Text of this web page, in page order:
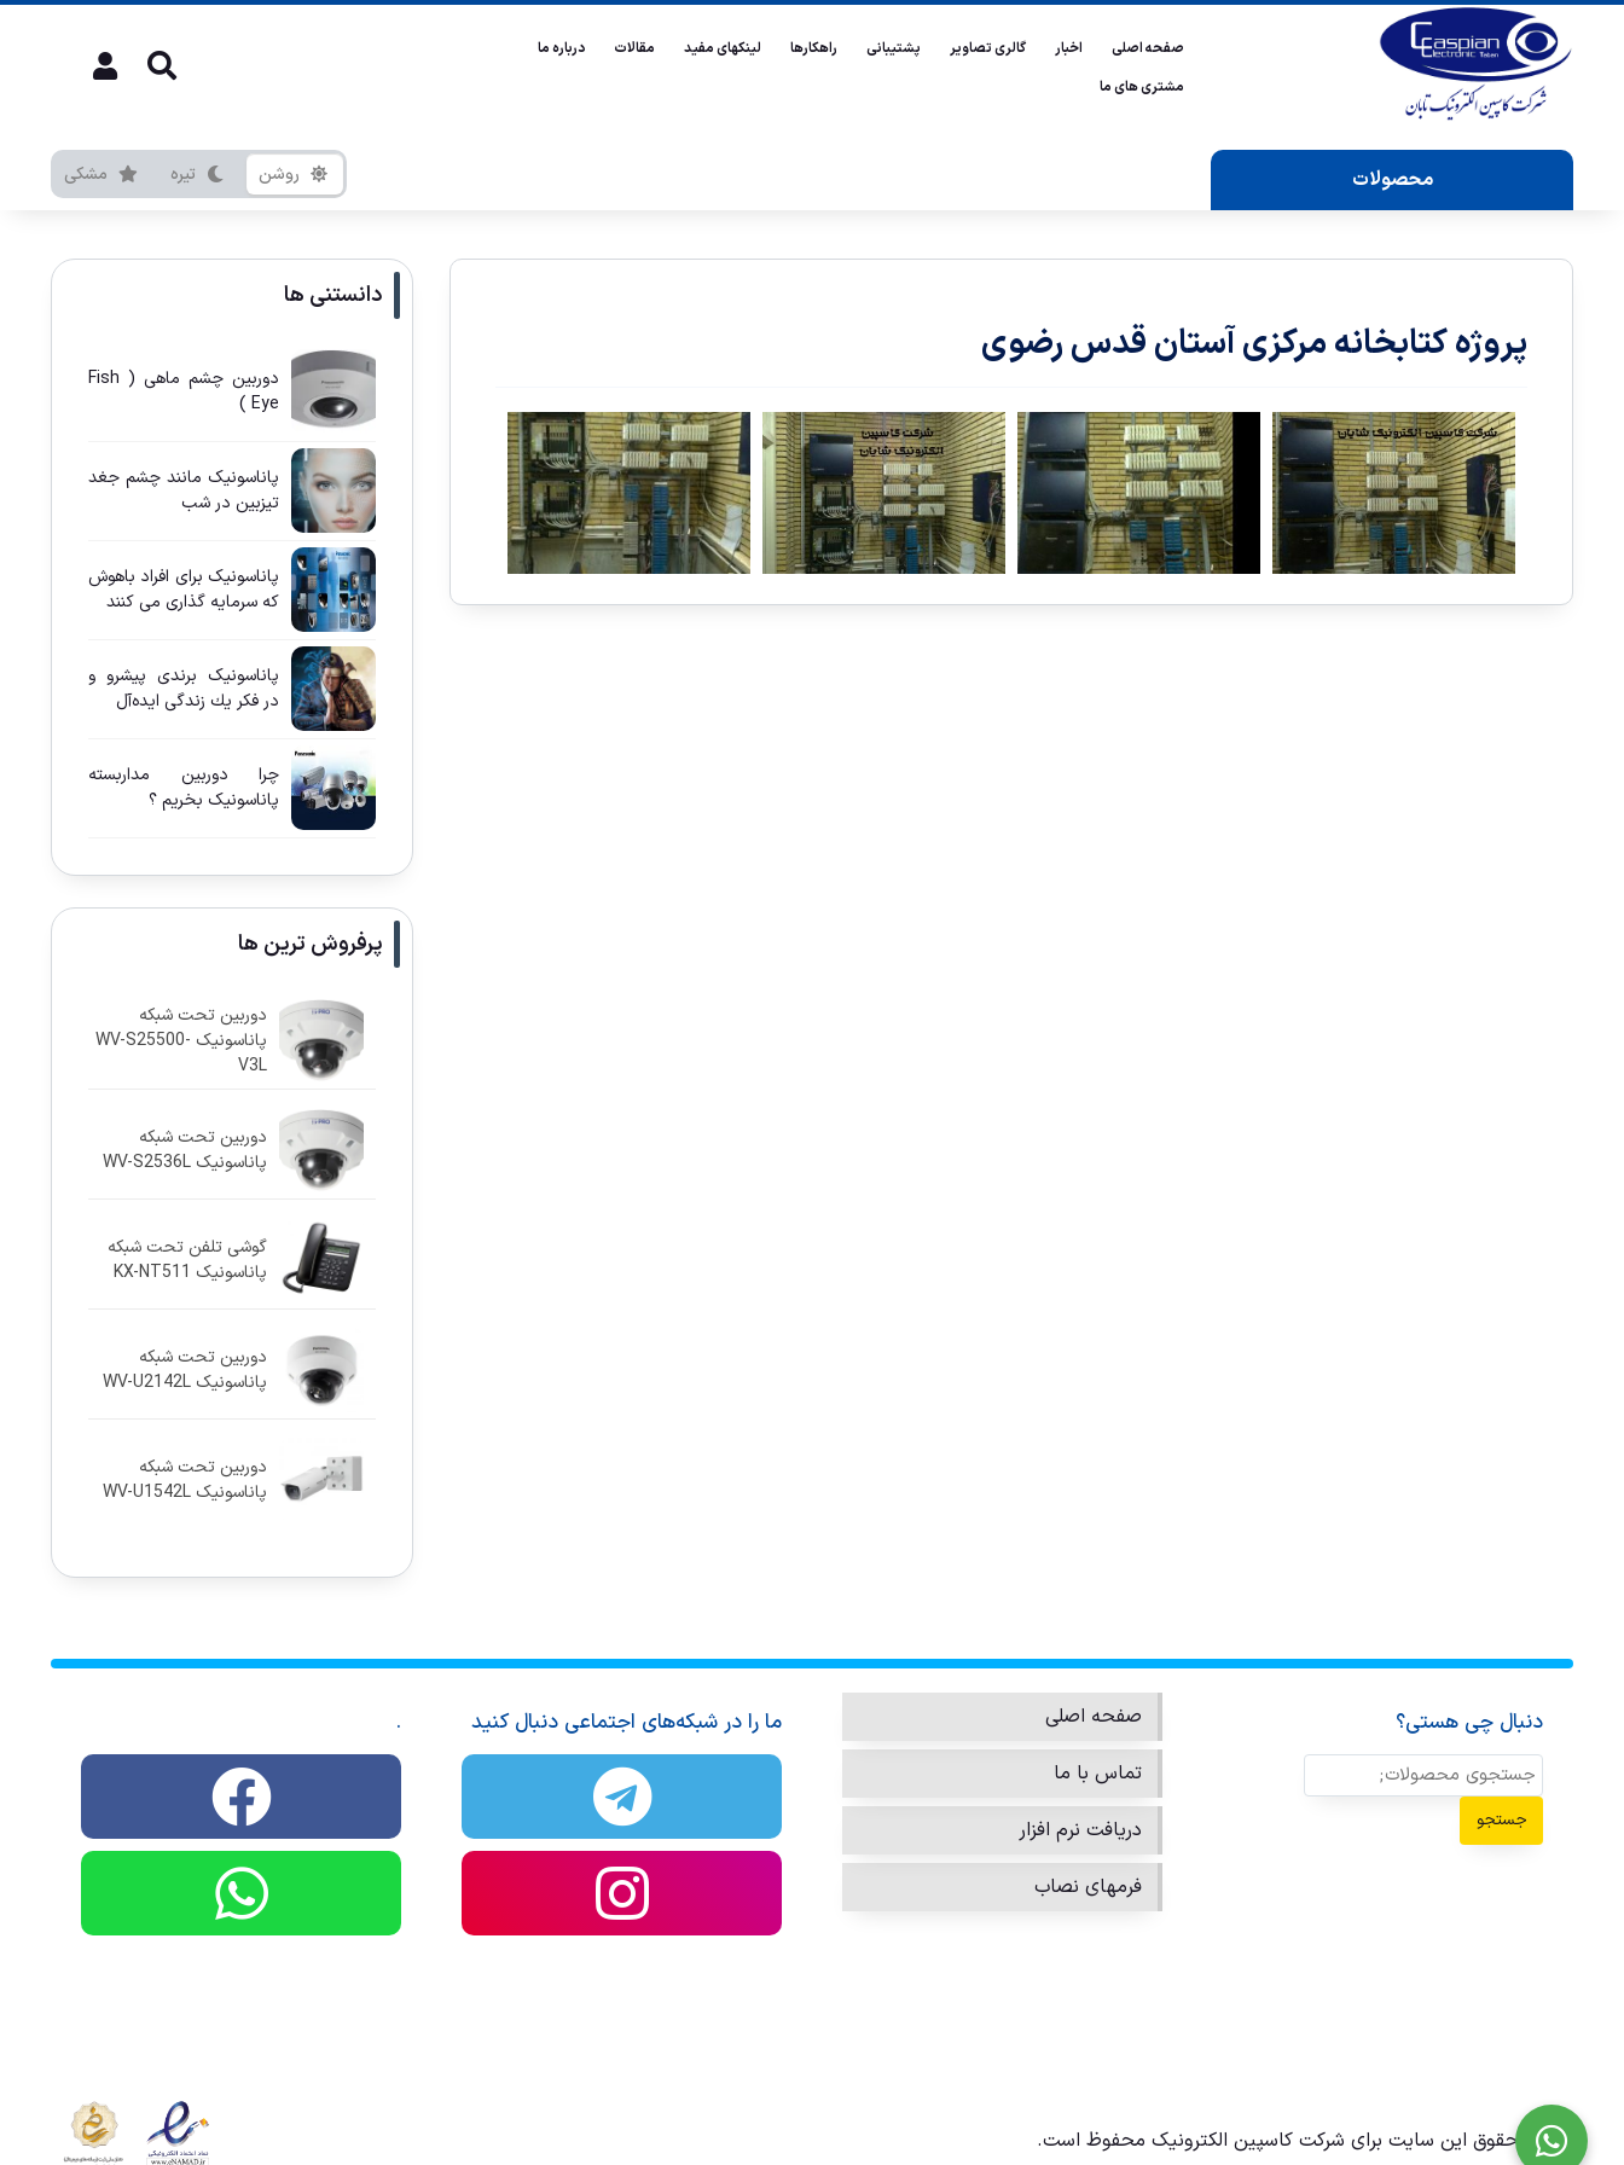
صفحه اصلی اخبار گالری تصاویر پشتیبانی راهکارها لینکهای مفید مقالات
درباره ما
مشتری های ما
محصولات روشن تیره مشکی
پروژه کتابخانه مرکزی آستان قدس رضوی
دانستنی ها
دوربین چشم ماهی ( Fish
Eye )
پاناسونيک مانند چشم جغد
تيزبين در شب
پاناسونيک برای افراد باهوش
كه سرمايه گذاری می كنند
پاناسونيک برندی پيشرو و
در فكر يك زندگی ايده‌آل
چرا دوربين مداربسته
پاناسونيک بخريم ؟
پرفروش ترین ها
دوربین تحت شبکه
پاناسونيک WV-S25500-
V3L
دوربین تحت شبکه
پاناسونيک WV-S2536L
گوشی تلفن تحت شبکه
پاناسونیک KX-NT511
دوربین تحت شبکه
پاناسونيک WV-U2142L
دوربین تحت شبکه
پاناسونيک WV-U1542L
دنبال چی هستی؟
جستجو
صفحه اصلی
تماس با ما
دریافت نرم افزار
فرمهای نصاب
ما را در شبکه‌های اجتماعی دنبال کنید .
تمامی حقوق این سایت برای شرکت کاسپین الکترونیک محفوظ است.